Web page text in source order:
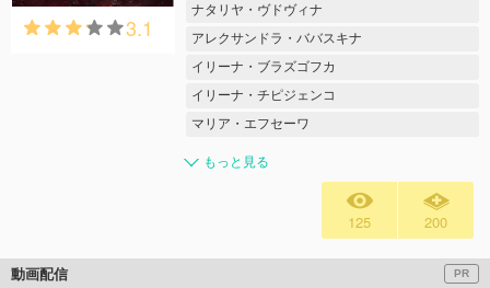
3.1
ナタリヤ・ヴドヴィナ
アレクサンドラ・ババスキナ
イリーナ・ブラズゴフカ
イリーナ・チピジェンコ
マリア・エフセーワ
もっと見る
125 200
動画配信 PR